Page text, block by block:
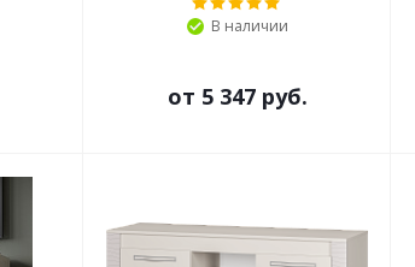
В наличии
от 5 347 руб.